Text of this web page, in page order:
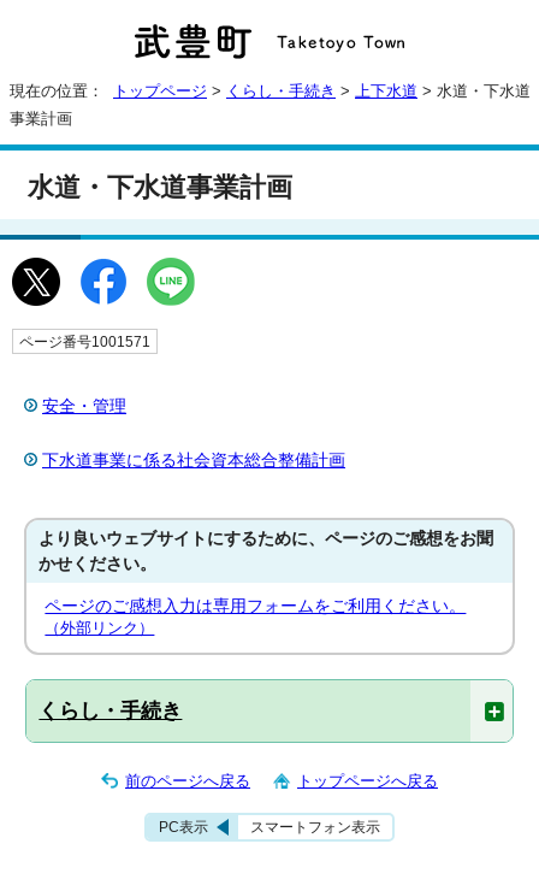
現在の位置： トップページ > くらし・手続き > 上下水道 > 水道・下水道
事業計画
水道・下水道事業計画
ページ番号1001571
安全・管理
下水道事業に係る社会資本総合整備計画
より良いウェブサイトにするために、ページのご感想をお聞
かせください。
ページのご感想入力は専用フォームをご利用ください。
（外部リンク）
くらし・手続き
前のページへ戻る トップページへ戻る
PC表示 スマートフォン表示